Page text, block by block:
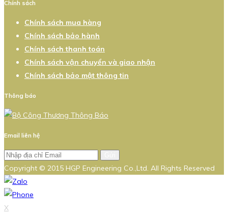
Chính sách
Chính sách mua hàng
Chính sách bảo hành
Chính sách thanh toán
Chính sách vận chuyển và giao nhận
Chính sách bảo mật thông tin
Thông báo
Email liên hệ
Copyright © 2015 HGP Engineering Co.,Ltd. All Rights Reserved
X